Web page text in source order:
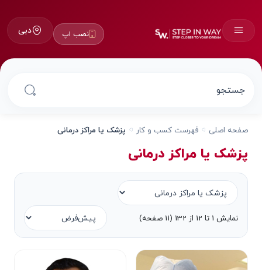
نصب اپ دبی
صفحه اصلی فهرست کسب و کار پزشک یا مراکز درمانی
پزشک یا مراکز درمانی
نمایش 1 تا 12 از 132 (11 صفحه)